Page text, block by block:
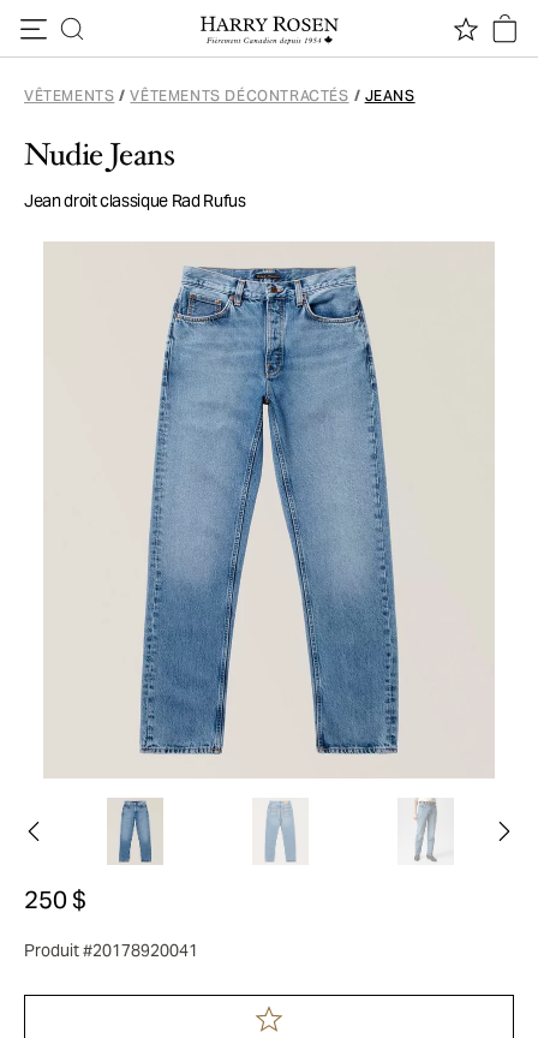
VÊTEMENTS / VÊTEMENTS DÉCONTRACTÉS / JEANS
Nudie Jeans
Jean droit classique Rad Rufus
250 $
Produit #20178920041